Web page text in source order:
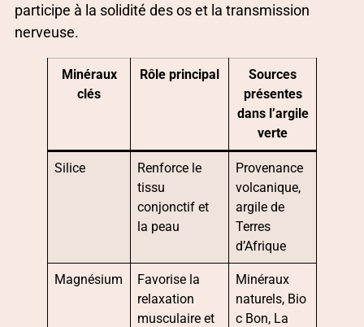
participe à la solidité des os et la transmission
nerveuse.
Minéraux
clés
Rôle principal
Sources
présentes
dans l’argile
verte
Silice
Renforce le
tissu
conjonctif et
la peau
Provenance
volcanique,
argile de
Terres
d’Afrique
Magnésium
Favorise la
relaxation
musculaire et
Minéraux
naturels, Bio
c Bon, La